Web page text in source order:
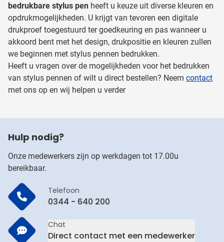
bedrukbare stylus pen heeft u keuze uit diverse kleuren en
opdrukmogelijkheden. U krijgt van tevoren een digitale
drukproef toegestuurd ter goedkeuring en pas wanneer u
akkoord bent met het design, drukpositie en kleuren zullen
we beginnen met stylus pennen bedrukken.
Heeft u vragen over de mogelijkheden voor het bedrukken
van stylus pennen of wilt u direct bestellen? Neem contact
met ons op en wij helpen u verder
Hulp nodig?
Onze medewerkers zijn op werkdagen tot 17.00u
bereikbaar.
Telefoon
0344 - 640 200
Chat
Direct contact met een medewerker